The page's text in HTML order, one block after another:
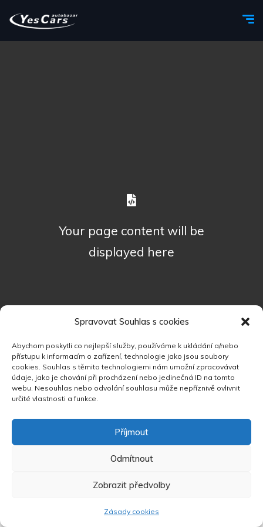
Spravovat Souhlas s cookies
Abychom poskytli co nejlepší služby, používáme k ukládání a/nebo
přístupu k informacím o zařízení, technologie jako jsou soubory
cookies. Souhlas s těmito technologiemi nám umožní zpracovávat
údaje, jako je chování při procházení nebo jedinečná ID na tomto
webu. Nesouhlas nebo odvolání souhlasu může nepříznivě ovlivnit
určité vlastnosti a funkce.
Příjmout
Odmítnout
Zobrazit předvolby
Zásady cookies
Your page content will be
displayed here
DriveSpace. All Rights Reserved &
DesignDriveSpace.